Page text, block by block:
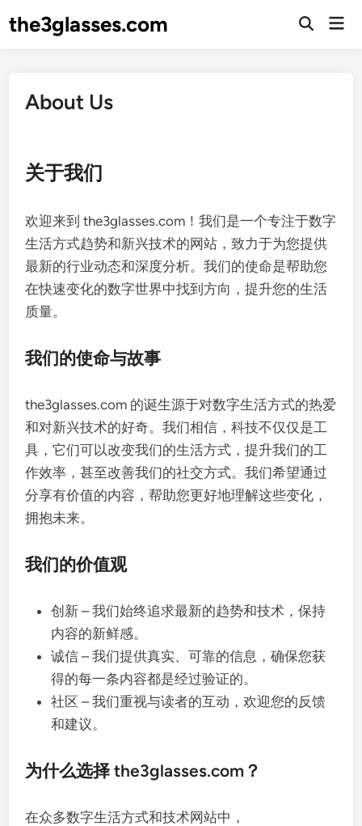
tothe3glasses.com
Open
About Us
关于我们
欢迎来到 the3glasses.com！我们是一个专注于数字
生活方式趋势和新兴技术的网站，致力于为您提供
最新的行业动态和深度分析。我们的使命是帮助您
在快速变化的数字世界中找到方向，提升您的生活
质量。
我们的使命与故事
the3glasses.com 的诞生源于对数字生活方式的热爱
和对新兴技术的好奇。我们相信，科技不仅仅是工
具，它们可以改变我们的生活方式，提升我们的工
作效率，甚至改善我们的社交方式。我们希望通过
分享有价值的内容，帮助您更好地理解这些变化，
拥抱未来。
我们的价值观
创新 – 我们始终追求最新的趋势和技术，保持
内容的新鲜感。
诚信 – 我们提供真实、可靠的信息，确保您获
得的每一条内容都是经过验证的。
社区 – 我们重视与读者的互动，欢迎您的反馈
和建议。
为什么选择 the3glasses.com？
在众多数字生活方式和技术网站中，